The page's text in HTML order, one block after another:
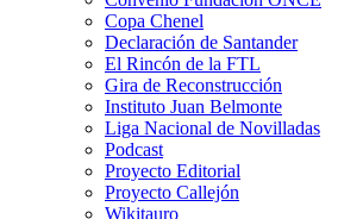
Copa Chenel
Declaración de Santander
El Rincón de la FTL
Gira de Reconstrucción
Instituto Juan Belmonte
Liga Nacional de Novilladas
Podcast
Proyecto Editorial
Proyecto Callejón
Wikitauro